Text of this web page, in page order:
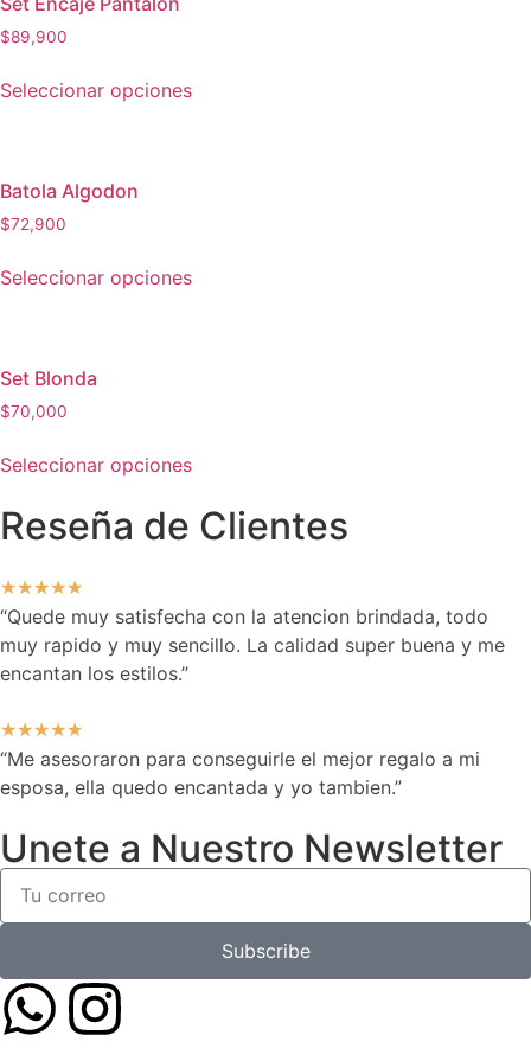
$89,900
Seleccionar opciones
Batola Algodon
$72,900
Seleccionar opciones
Set Blonda
$70,000
Seleccionar opciones
Reseña de Clientes
★★★★★
“Quede muy satisfecha con la atencion brindada, todo
muy rapido y muy sencillo. La calidad super buena y me
encantan los estilos.”
★★★★★
“Me asesoraron para conseguirle el mejor regalo a mi
esposa, ella quedo encantada y yo tambien.”
Unete a Nuestro Newsletter
Subscribe